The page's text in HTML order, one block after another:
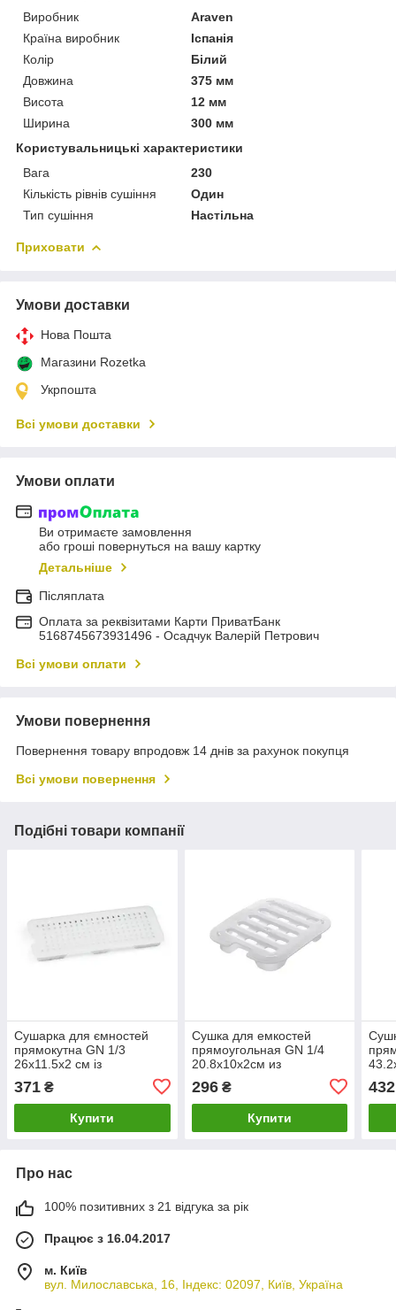
Виробник
Araven
Країна виробник
Іспанія
Колір
Білий
Довжина
375 мм
Висота
12 мм
Ширина
300 мм
Користувальницькі характеристики
Вага
230
Кількість рівнів сушіння
Один
Тип сушіння
Настільна
Приховати
Умови доставки
Нова Пошта
Магазини Rozetka
Укрпошта
Всі умови доставки
Умови оплати
Ви отримаєте замовлення
або гроші повернуться на вашу картку
Детальніше
Післяплата
Оплата за реквізитами Карти ПриватБанк
5168745673931496 - Осадчук Валерій Петрович
Всі умови оплати
Умови повернення
Повернення товару впродовж 14 днів за рахунок покупця
Всі умови повернення
Подібні товари компанії
Сушарка для ємностей
прямокутна GN 1/3
26х11.5х2 см із
371 ₴
Купити
Сушка для емкостей
прямоугольная GN 1/4
20.8х10х2см из
296₴
Купити
432
Про нас
100% позитивних з 21 відгука за рік
Працює з 16.04.2017
м. Київ
вул. Милославська, 16, Індекс: 02097, Київ, Україна